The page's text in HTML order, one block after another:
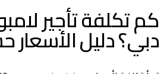
كم تكلفة تأجير
دبي؟ دليل